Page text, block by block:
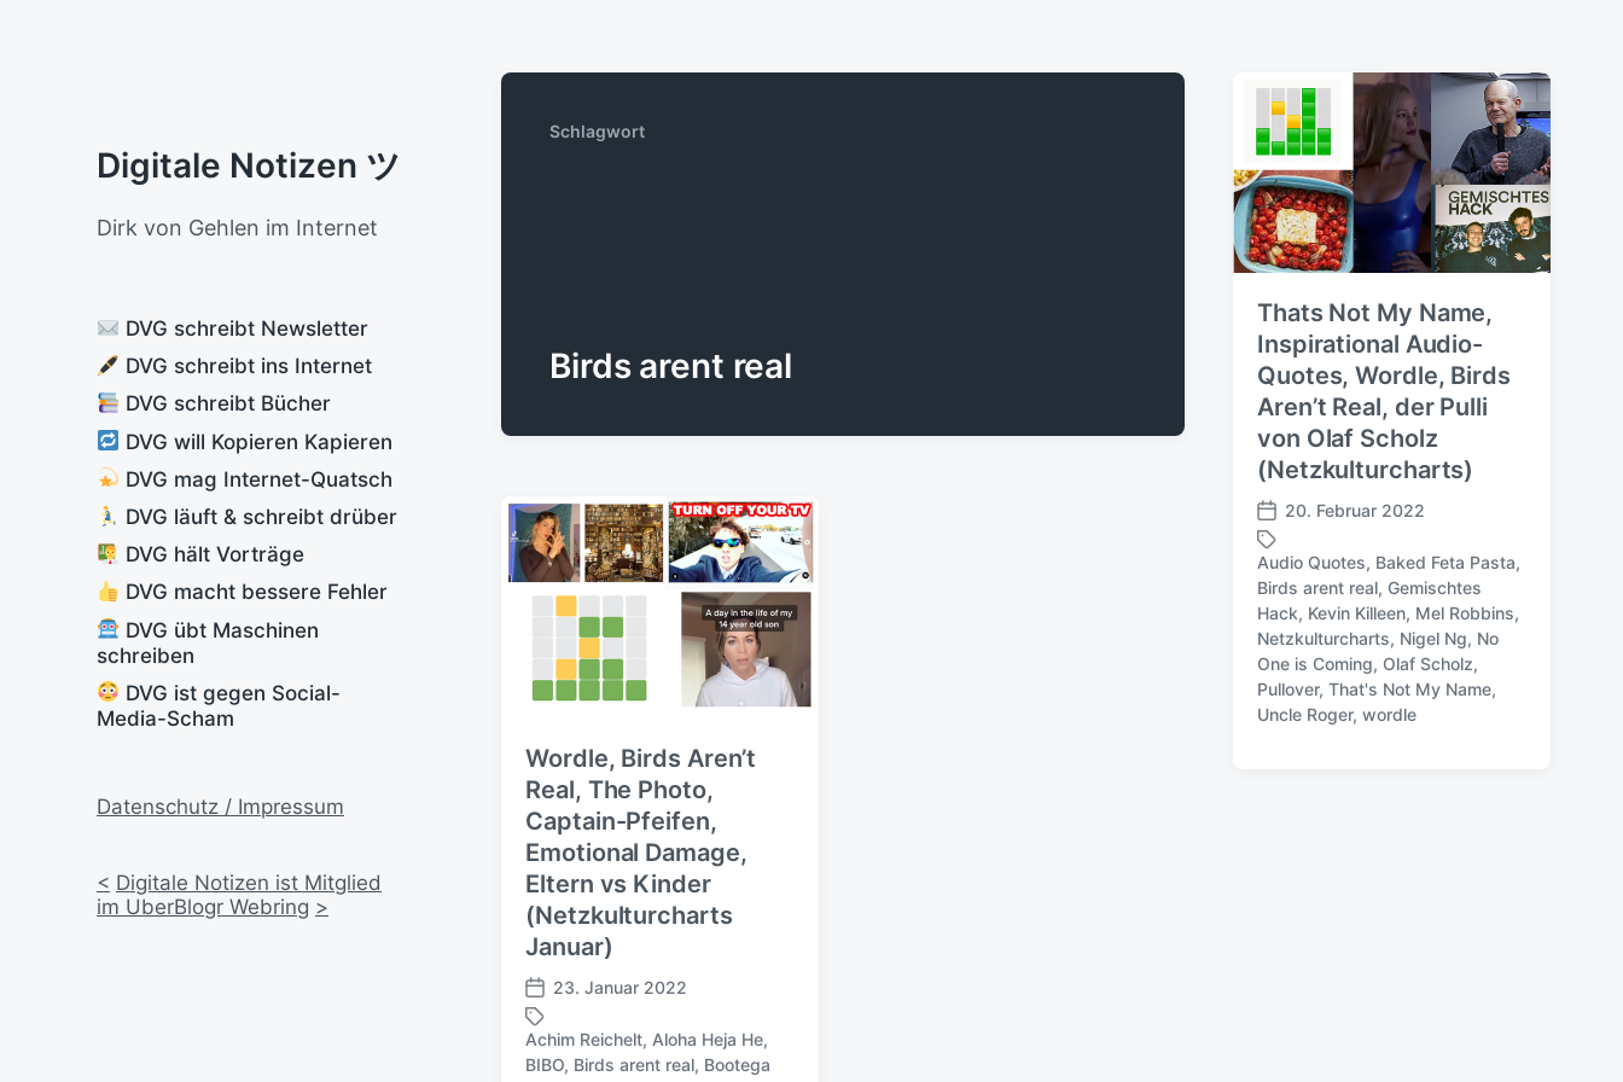
Digitale Notizen ツ
Dirk von Gehlen im Internet
DVG schreibt Newsletter
DVG schreibt ins Internet
DVG schreibt Bücher
DVG will Kopieren Kapieren
DVG mag Internet-Quatsch
DVG läuft & schreibt drüber
DVG hält Vorträge
DVG macht bessere Fehler
DVG übt Maschinen
schreiben
DVG ist gegen Social-
Media-Scham
Datenschutz / Impressum
< Digitale Notizen ist Mitglied
im UberBlogr Webring >
Schlagwort
Birds arent real
Thats Not My Name,
Inspirational Audio-
Quotes, Wordle, Birds
Aren’t Real, der Pulli
von Olaf Scholz
(Netzkulturcharts)
V
e
r
ö
f
f
e
n
t
20. Februar 2022
S
c
h
l
Audio Quotes, Baked Feta Pasta,
Birds arent real, Gemischtes
Hack, Kevin Killeen, Mel Robbins,
Netzkulturcharts, Nigel Ng, No
One is Coming, Olaf Scholz,
Pullover,That's Not My Name,
Uncle Roger,wordle
Wordle, Birds Aren’t
Real, The Photo,
Captain-Pfeifen,
Emotional Damage,
Eltern vs Kinder
(Netzkulturcharts
Januar)
V
e
r
ö
23. Januar 2022
Achim Reichelt, Aloha Heja He,
BIBO, Birds arent real, Bootega